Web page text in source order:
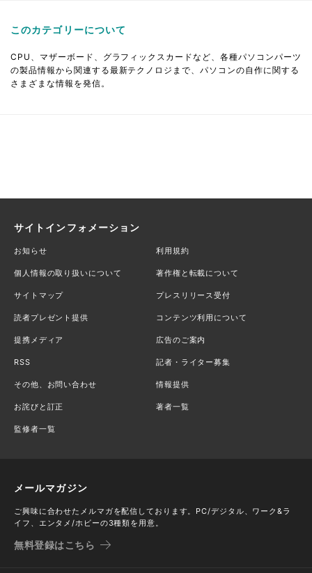
このカテゴリーについて
CPU、マザーボード、グラフィックスカードなど、各種パソコンパーツ
の製品情報から関連する最新テクノロジまで、パソコンの自作に関する
さまざまな情報を発信。
サイトインフォメーション
お知らせ 利用規約
個人情報の取り扱いについて 著作権と転載について
サイトマップ プレスリリース受付
読者プレゼント提供 コンテンツ利用について
提携メディア 広告のご案内
RSS 記者・ライター募集
その他、お問い合わせ 情報提供
お詫びと訂正 著者一覧
監修者一覧
メールマガジン
ご興味に合わせたメルマガを配信しております。PC/デジタル、ワーク&ラ
イフ、エンタメ/ホビーの3種類を用意。
無料登録はこちら